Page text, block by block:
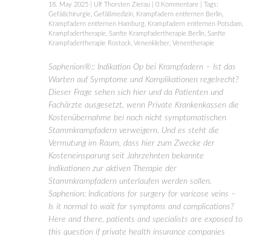
18. May 2025 Ulf Thorsten Zierau 0 Kommentare | Tags:
Gefäßchirurgie Gefäßmedizin Krampfadern entfernen Berlin
Krampfadern entfernen Hamburg
Krampfadern entfernen Potsdam
Krampfadertherapie
Sanfte Krampfadertherapie Berlin Sanfte
Krampfadertherapie Rostock Venenkleber Venentherapie
Saphenion®:: Indikation Op bei Krampfadern – Ist das
Warten auf Symptome und Komplikationen regelrecht?
Dieser Frage sehen sich hier und da Patienten und
Fachärzte ausgesetzt, wenn Private Krankenkassen die
Kostenübernahme bei noch nicht symptomatischen
Stammkrampfadern verweigern. Und es steht die
Vermutung im Raum, dass hier zum Zwecke der
Kosteneinsparung seit Jahrzehnten bekannte
Indikationen zur aktiven Therapie der
Stammkrampfadern unterlaufen werden sollen.
Saphenion: Indications for surgery for varicose veins –
Is it normal to wait for symptoms and complications?
Here and there, patients and specialists are exposed to
this question if private health insurance companies